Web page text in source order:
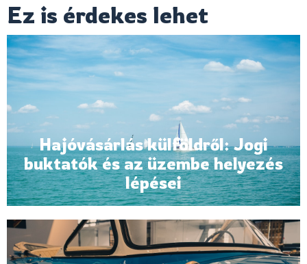
Ez is érdekes lehet
Hajóvásárlás külföldről: Jogi
buktatók és az üzembe helyezés
lépései